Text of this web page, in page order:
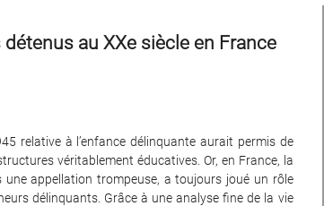
au XXe siècle en France
relative à l’enfance délinquante aurait permis de
véritablement éducatives. Or, en France, la
une appellation trompeuse, a toujours joué un rôle
délinquants. Grâce à une analyse fine de la vie